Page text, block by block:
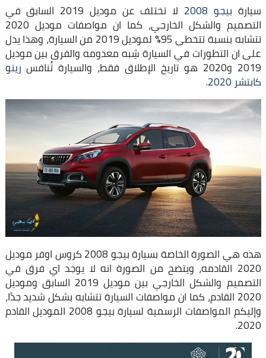
سيارة بيجو 2008 لا تختلف عن موديل 2019 السابق في
التصميم والشكل الخارجي، كما ان مواصفات موديل 2020
تتشابه بنسبة تتخطى 95% لموديل 2019 من السيارة، وهذا يدل
على ان التطورات في السيارة شِبه معدومه والفرق بين موديل
2019 و2020 هو تاريخ الإطلاق فقط، والسيارة تُنافس رينو
كابتشر 2020 .
هذه هي الصورة الخاصة بسيارة بيجو 2008 كروس اوفر موديل
2020 القادمه، ويتضح من الصورة انه لا يوجد اي فرق في
التصميم والشكل الخارجي بين موديل 2019 السابق وموديل
2020 القادم، كما ان مواصفات السيارة تتشابه بشكل شديد جدًا،
وإليكم المواصفات الرسمية لسيارة بيجو 2008 الموديل القادم
2020.